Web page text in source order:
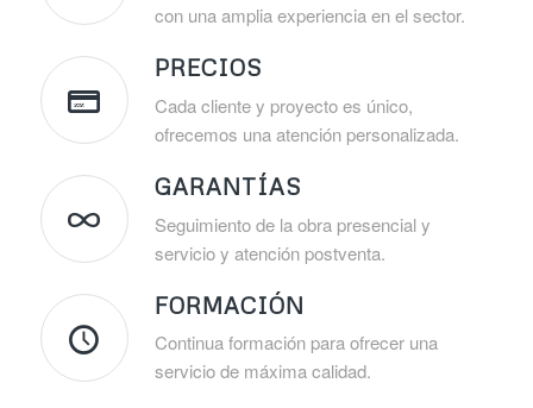
con una amplia experiencia en el sector.
PRECIOS
Cada cliente y proyecto es único,
ofrecemos una atención personalizada.
GARANTÍAS
Seguimiento de la obra presencial y
servicio y atención postventa.
FORMACIÓN
Continua formación para ofrecer una
servicio de máxima calidad.